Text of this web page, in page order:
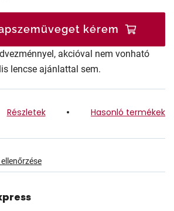
kérem
akcióval nem vonható
lencse ajánlattal sem.
Részletek Hasonló termékek